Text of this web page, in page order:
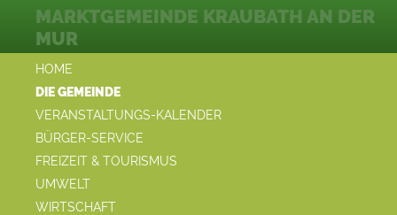
HOME
DIE GEMEINDE
VERANSTALTUNGS-KALENDER
BÜRGER-SERVICE
FREIZEIT & TOURISMUS
UMWELT
WIRTSCHAFT
MARKTGEMEINDE KRAUBATH AN DER
MUR